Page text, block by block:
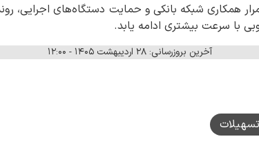
همکاری شبکه بانکی و حمایت دستگاه‌های اجرایی،
با سرعت بیشتری ادامه یابد.
آخرین بروزرسانی: ۲۸ اردیبهشت ۱۴۰۵ - ۱۲:۰۰